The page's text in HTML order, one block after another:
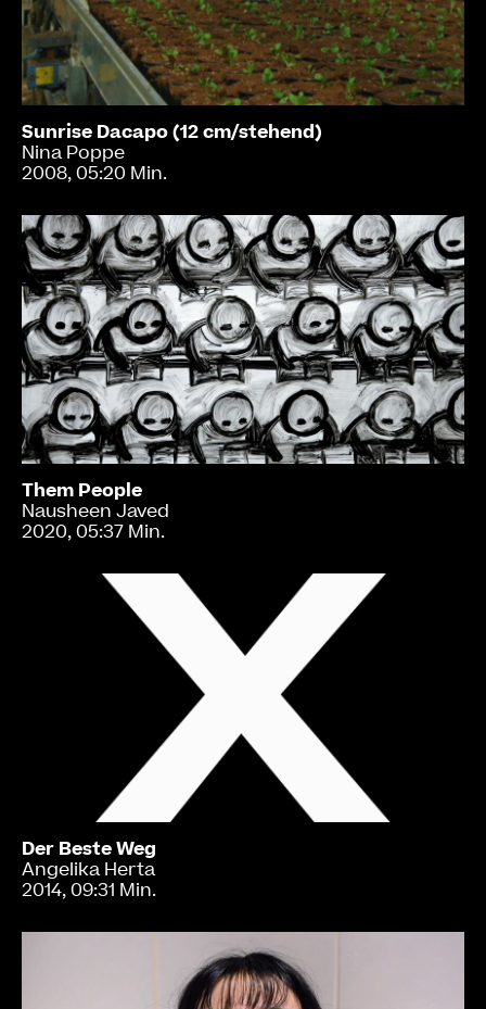
Sunrise Dacapo (12 cm/stehend)
Nina Poppe
2008, 05:20 Min.
Them People
Nausheen Javed
2020, 05:37 Min.
Der Beste Weg
Angelika Herta
2014, 09:31 Min.